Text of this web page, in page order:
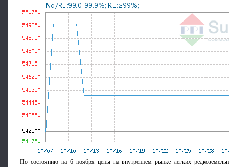
По состоянию на 6 ноября цены на внутреннем рынке легких